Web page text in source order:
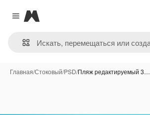
Close menu
Magnific
Главная/Стоковый/PSD/Пляж редактируемый 3…